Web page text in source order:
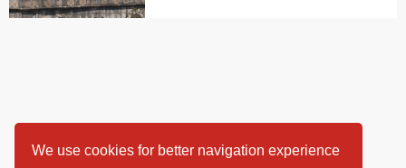
We use cookies for better navigation experience